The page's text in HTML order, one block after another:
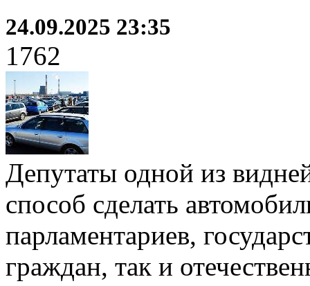
24.09.2025 23:35
1762
Депутаты одной из
способ сделать
парламентариев,
граждан, так и